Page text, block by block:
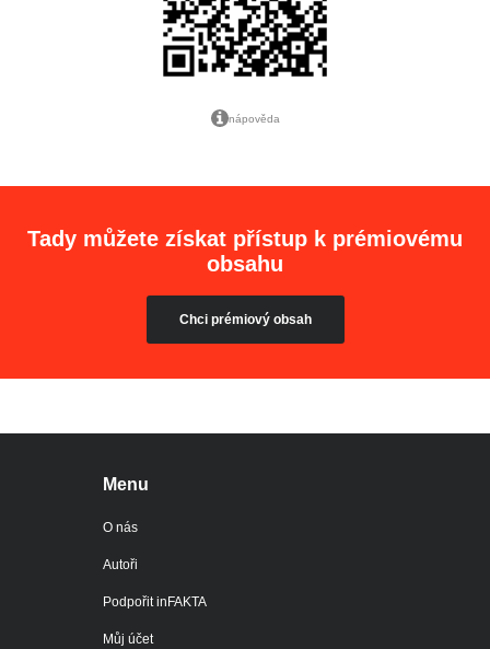
nápověda
Tady můžete získat přístup k prémiovému
obsahu
Chci prémiový obsah
Menu
O nás
Autoři
Podpořit inFAKTA
Můj účet